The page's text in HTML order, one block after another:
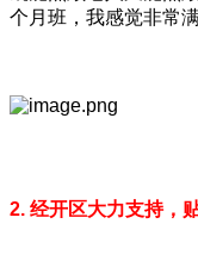
个月班，我感觉非常
2. 经开区大力支持，